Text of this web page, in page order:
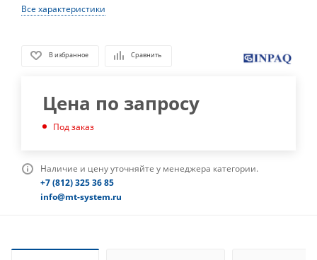
Все характеристики
В избранное Сравнить
Цена по запросу
Под заказ
Наличие и цену уточняйте у менеджера категории.
+7 (812) 325 36 85
info@mt-system.ru